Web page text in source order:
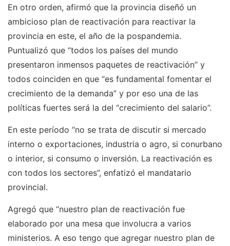
En otro orden, afirmó que la provincia diseñó un
ambicioso plan de reactivación para reactivar la
provincia en este, el año de la pospandemia.
Puntualizó que “todos los países del mundo
presentaron inmensos paquetes de reactivación” y
todos coinciden en que “es fundamental fomentar el
crecimiento de la demanda” y por eso una de las
políticas fuertes será la del “crecimiento del salario”.
En este período “no se trata de discutir si mercado
interno o exportaciones, industria o agro, si conurbano
o interior, si consumo o inversión. La reactivación es
con todos los sectores”, enfatizó el mandatario
provincial.
Agregó que “nuestro plan de reactivación fue
elaborado por una mesa que involucra a varios
ministerios. A eso tengo que agregar nuestro plan de